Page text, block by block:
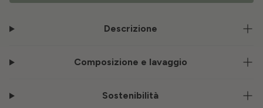
Descrizione
Composizione e lavaggio
Sostenibilità